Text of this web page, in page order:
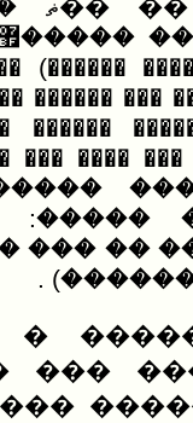
��ޡ
������)
��� ������
������
��� ����
�����:
�� ���
��
�
���